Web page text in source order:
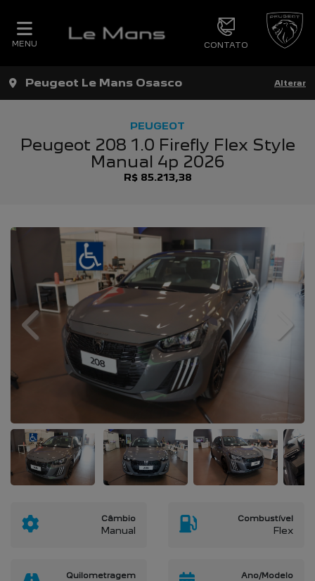
MENU CONTATO
Peugeot Le Mans Osasco Alterar
PEUGEOT
Peugeot 208 1.0 Firefly Flex Style
Manual 4p 2026
R$ 85.213,38
Previous Next
Câmbio
Manual
Combustível
Flex
Quilometragem Ano/Modelo